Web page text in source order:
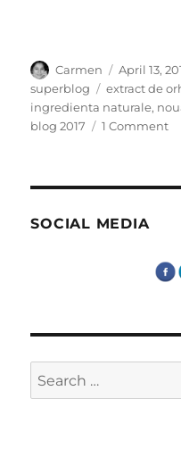
Author
Carmen
Posted
on
April 13,
superblog
Tags
extract de
ingredienta naturale,
blog 2017
1 Commenton
SOCIAL MEDIA
Search
for: